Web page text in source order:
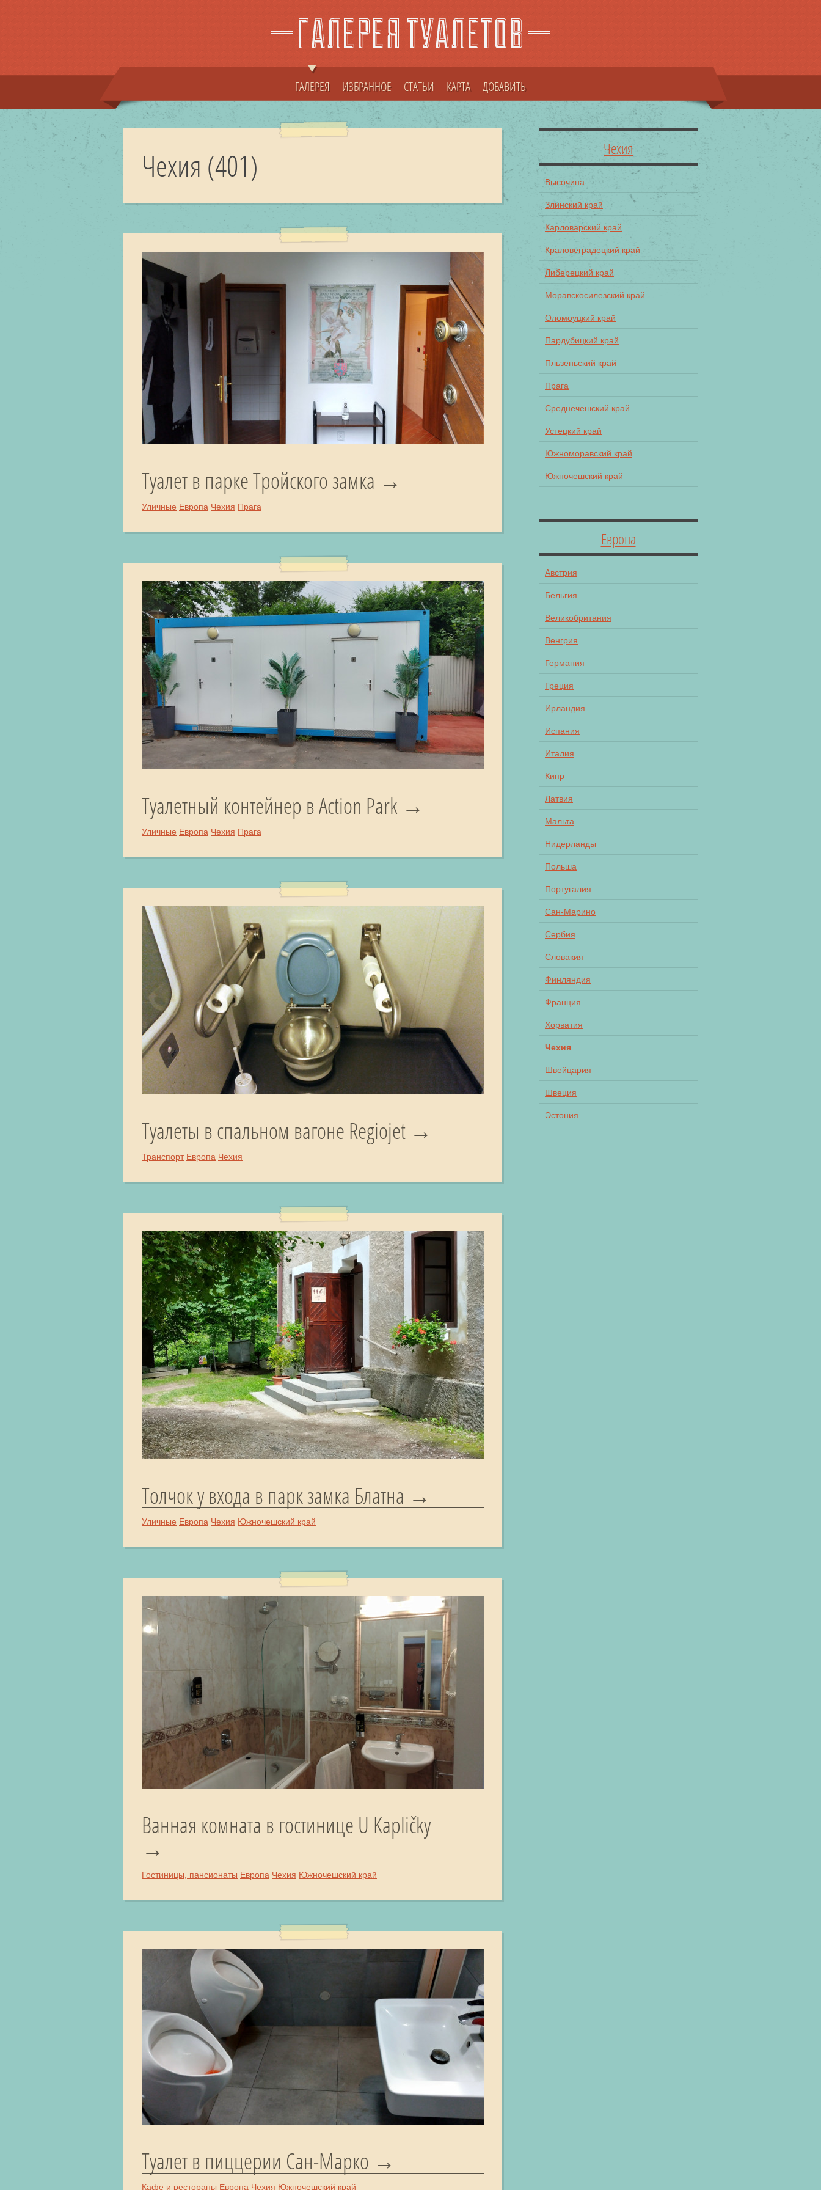
ГАЛЕРЕЯ ИЗБРАННОЕ СТАТЬИ КАРТА ДОБАВИТЬ
Чехия (401)
Туалет в парке Тройского замка
Уличные Европа Чехия Прага
Туалетный контейнер в Action Park
Уличные Европа Чехия Прага
Туалеты в спальном вагоне Regiojet
Транспорт Европа Чехия
Толчок у входа в парк замка Блатна
Уличные Европа Чехия Южночешский край
Ванная комната в гостинице U Kapličky
Гостиницы, пансионаты Европа Чехия Южночешский край
Туалет в пиццерии Сан-Марко
Кафе и рестораны Европа Чехия Южночешский край
Чехия
Высочина
Злинский край
Карловарский край
Краловеградецкий край
Либерецкий край
Моравскосилезский край
Оломоуцкий край
Пардубицкий край
Пльзеньский край
Прага
Среднечешский край
Устецкий край
Южноморавский край
Южночешский край
Европа
Австрия
Бельгия
Великобритания
Венгрия
Германия
Греция
Ирландия
Испания
Италия
Кипр
Латвия
Мальта
Нидерланды
Польша
Португалия
Сан-Марино
Сербия
Словакия
Финляндия
Франция
Хорватия
Чехия
Швейцария
Швеция
Эстония